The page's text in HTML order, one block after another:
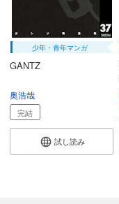
少年・青年マンガ
GANTZ
奥浩哉
完結
試し読み